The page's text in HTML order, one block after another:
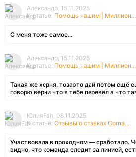
Александр, 15.11.2025
К статье: Помощь нашим | Миллион...
С меня тоже самое...
Александр, 15.11.2025
К статье: Помощь нашим | Миллион...
Такая же херня, тозаэто дай потом ещё
говорю верни что я тебе перевёл а что
ЮлияFan, 08.11.2025
К статье: Отзывы о ставках Corna...
Участвовала в проходном — сработало.
видно, что команда следит за линией,